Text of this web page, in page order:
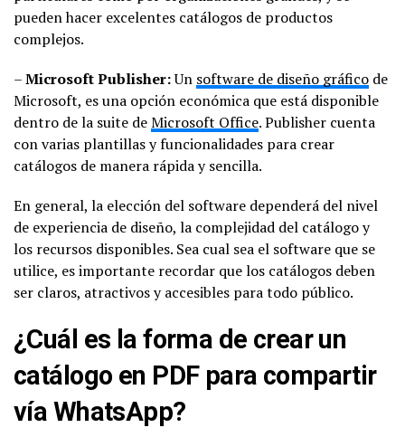
pueden hacer excelentes catálogos de productos
complejos.
–Microsoft Publisher:Un software de diseño gráfico de
Microsoft, es una opción económica que está disponible
dentro de la suite deMicrosoft Office. Publisher cuenta
con varias plantillas y funcionalidades para crear
catálogos de manera rápida y sencilla.
En general, la elección del software dependerá del nivel
de experiencia de diseño, la complejidad del catálogo y
los recursos disponibles. Sea cual sea el software que se
utilice, es importante recordar que los catálogos deben
ser claros, atractivos y accesibles para todo público.
¿Cuál es la forma de crear un
catálogo en PDF para compartir
vía WhatsApp?